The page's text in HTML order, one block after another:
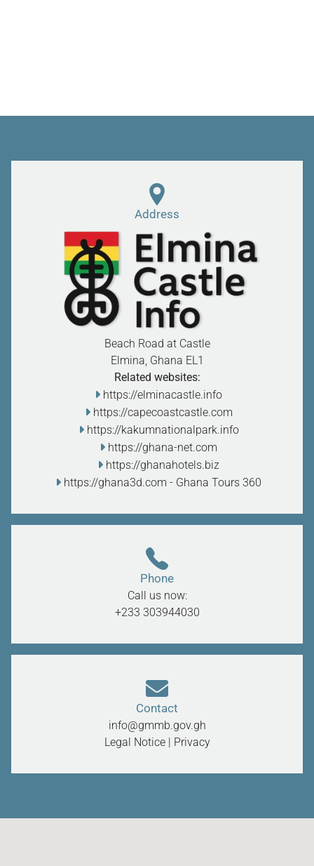
Address
Beach Road at Castle
Elmina, Ghana EL1
Related websites:
https://elminacastle.info
https://capecoastcastle.com
https://kakumnationalpark.info
https://ghana-net.com
https://ghanahotels.biz
https://ghana3d.com - Ghana Tours 360
Phone
Call us now:
+233 303944030
Contact
info@gmmb.gov.gh
Legal Notice| Privacy